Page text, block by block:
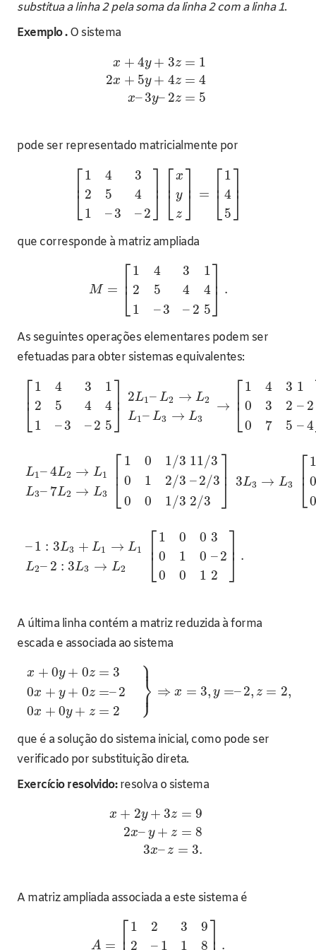
substitua a linha 2 pela soma da linha 2 com a linha 1.
Exemplo .O sistema
x + 4y + 3z = 1
2x + 5y + 4z = 4
x–3y– 2z = 5
pode ser representado matricialmente por
⎡
⎣
⎢ 1
2
1
4
5
–3
3
4
–2
⎤
⎦⎥ ⎡
⎣
⎢ x
y
z
⎤
⎦⎥ = ⎡
⎣
⎢ 1
4
5
⎤
⎦⎥
que corresponde à matriz ampliada
M = ⎡
⎣
⎢ 1
2
1
4
5
–3
3
4
– 2
1
4
5
⎤
⎦⎥ .
As seguintes operações elementares podem ser
efetuadas para obter sistemas equivalentes:
⎡
⎣
⎢ 1
2
1
4
5
–3
3
4
–2
1
4
5
⎤
⎦⎥ 2L1– L2 → L2
L1– L3 → L3
→ ⎡
⎣
⎢ 1
0
0
4
3
7
3
2
5
1
– 2
–4
L1–4L2 → L1
L3– 7L2 → L3
⎡
⎣
⎢
1
0
0
0
1
0
1/3
2/3
1/3
11/3
–2/3
2/3
⎤
⎦⎥ 3L3 → L3 ⎡
⎣
⎢
1
0
0
–1 : 3L3 + L1 → L1
L2– 2 : 3L3 → L2
⎡
⎣
⎢ 1
0
0
0
1
0
0
0
1
3
–2
2
⎤
⎦⎥ .
A última linha contém a matriz reduzida à forma
escada e associada ao sistema
x + 0y + 0z = 3
0x + y + 0z =–2
0x + 0y + z = 2
⎫
⎭
⎬
⎪
⎪ ⇒ x = 3, y =–2, z = 2,
que é a solução do sistema inicial, como pode ser
verificado por substituição direta.
Exercício resolvido:resolva o sistema
x + 2y + 3z = 9
2x– y + z = 8
3x–z = 3.
A matriz ampliada associada a este sistema é
A = ⎡1
2
2
– 1
3
1
9
8⎤ .